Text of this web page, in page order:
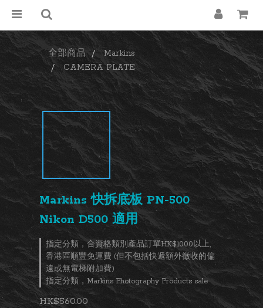
全部商品
Markins
CAMERA PLATE
Markins 快拆底板 PN-500
Nikon D500 適用
指定分類，合資格類別產品訂單HK$1000以上,
香港區順豐免運費 (但不包括快遞額外徵收的偏
遠或無電梯附加費)
指定分類，Markins Photography Products sale
HK$560.00